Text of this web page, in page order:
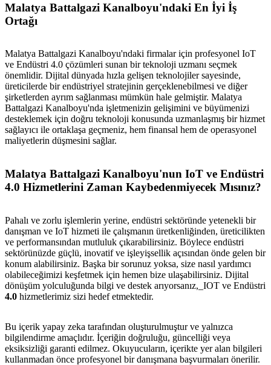
İletişim English
Malatya Battalgazi Kanalboyu'ndaki En İyi İş
Ortağı
Malatya Battalgazi Kanalboyu'ndaki firmalar için profesyonel IoT
ve Endüstri 4.0 çözümleri sunan bir teknoloji uzmanı seçmek
önemlidir. Dijital dünyada hızla gelişen teknolojiler sayesinde,
üreticilerde bir endüstriyel stratejinin gerçeklenebilmesi ve diğer
şirketlerden ayrım sağlanması mümkün hale gelmiştir. Malatya
Battalgazi Kanalboyu'nda işletmenizin gelişimini ve büyümenizi
desteklemek için doğru teknoloji konusunda uzmanlaşmış bir hizmet
sağlayıcı ile ortaklaşa geçmeniz, hem finansal hem de operasyonel
maliyetlerin düşmesini sağlar.
Malatya Battalgazi Kanalboyu'nun IoT ve Endüstri
4.0 Hizmetlerini Zaman Kaybedenmiyecek Mısınız?
Pahalı ve zorlu işlemlerin yerine, endüstri sektöründe yetenekli bir
danışman ve IoT hizmeti ile çalışmanın üretkenliğinden, üreticilikten
ve performansından mutluluk çıkarabilirsiniz. Böylece endüstri
sektörünüzde güçlü, inovatif ve işleyişsellik açısından önde gelen bir
konum alabilirsiniz. Başka bir sorunuz yoksa, size nasıl yardımcı
olabileceğimizi keşfetmek için hemen bize ulaşabilirsiniz. Dijital
dönüşüm yolculuğunda bilgi ve destek arıyorsanız,_IOT ve Endüstri
4.0 hizmetlerimiz sizi hedef etmektedir.
Bu içerik yapay zeka tarafından oluşturulmuştur ve yalnızca
bilgilendirme amaçlıdır. İçeriğin doğruluğu, güncelliği veya
eksiksizliği garanti edilmez. Okuyucuların, içerikte yer alan bilgileri
kullanmadan önce profesyonel bir danışmana başvurmaları önerilir.